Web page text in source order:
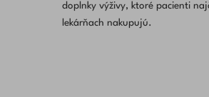
doplnky výživy, ktoré pacienti
lekárňach nakupujú.